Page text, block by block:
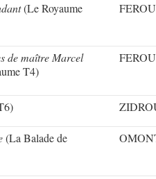
(Le Royaume
de maître Marcel
T4)
(La Balade de